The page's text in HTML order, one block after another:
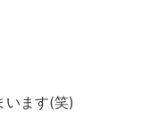
います(笑)